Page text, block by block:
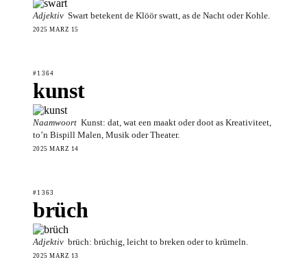
Adjektiv Swart betekent de Klöör swatt, as de Nacht oder Kohle.
2025 MÄRZ 15
#1364
kunst
Naamwoort Kunst: dat, wat een maakt oder doot as Kreativiteet,
to’n Bispill Malen, Musik oder Theater.
2025 MÄRZ 14
#1363
brüch
Adjektiv brüch: brüchig, leicht to breken oder to krümeln.
2025 MÄRZ 13